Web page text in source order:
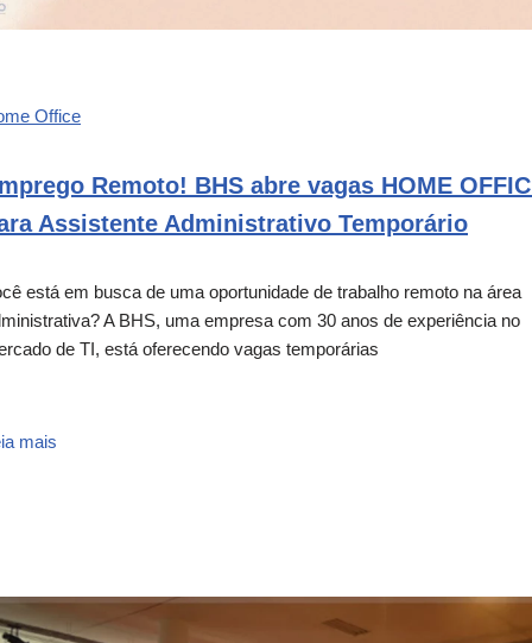
Office
Remoto! BHS abre vagas HOME
Assistente Administrativo Temporário
está em busca de uma oportunidade de trabalho remoto na área
A BHS, uma empresa com 30 anos de experiência no
de TI, está oferecendo vagas temporárias
mais